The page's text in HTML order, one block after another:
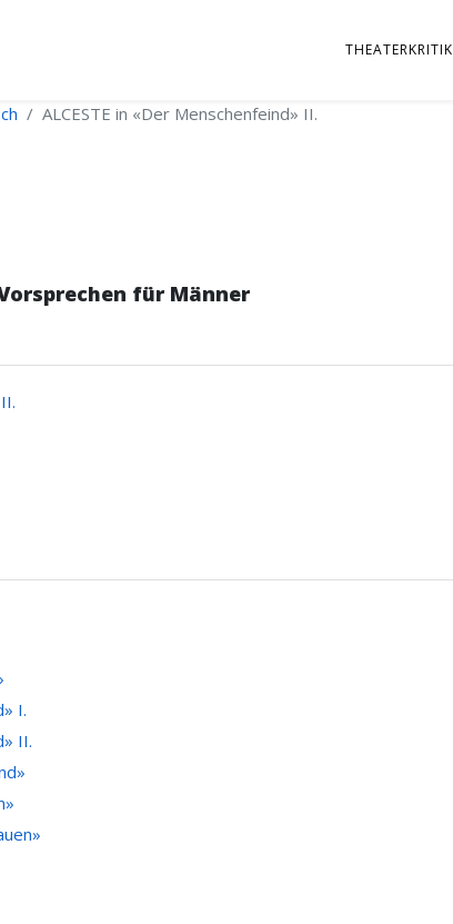
THEATERKRITIK
ALCESTE in «Der Menschenfeind» II.
für Männer
I.
II.